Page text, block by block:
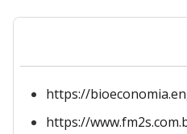
https://
https://